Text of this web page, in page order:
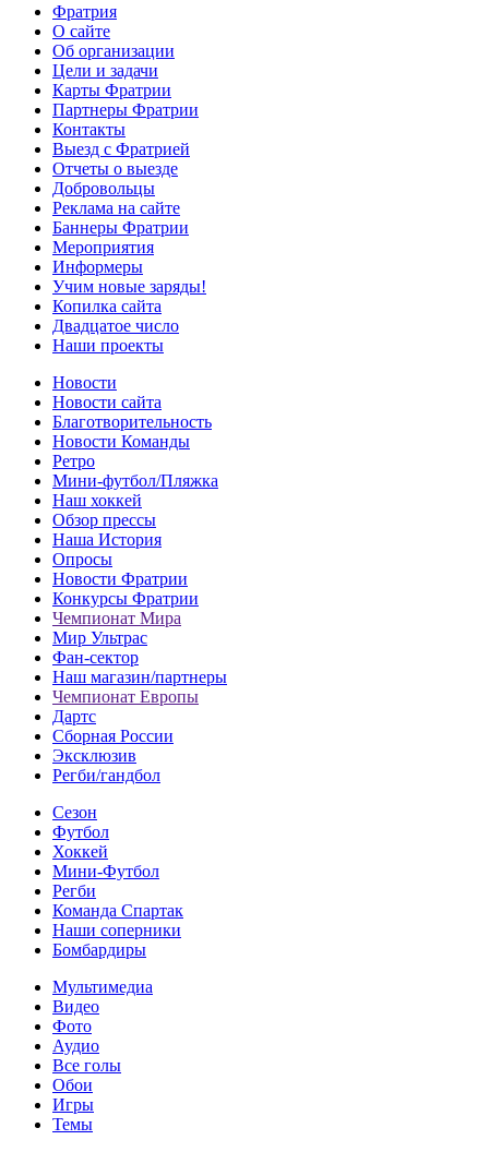
Фратрия
О сайте
Об организации
Цели и задачи
Карты Фратрии
Партнеры Фратрии
Контакты
Выезд с Фратрией
Отчеты о выезде
Добровольцы
Реклама на сайте
Баннеры Фратрии
Мероприятия
Информеры
Учим новые заряды!
Копилка сайта
Двадцатое число
Наши проекты
Новости
Новости сайта
Благотворительность
Новости Команды
Ретро
Мини-футбол/Пляжка
Наш хоккей
Обзор прессы
Наша История
Опросы
Новости Фратрии
Конкурсы Фратрии
Чемпионат Мира
Мир Ультрас
Фан-cектор
Наш магазин/партнеры
Чемпионат Европы
Дартс
Сборная России
Эксклюзив
Регби/гандбол
Сезон
Футбол
Хоккей
Мини-Футбол
Регби
Команда Спартак
Наши соперники
Бомбардиры
Мультимедиа
Видео
Фото
Аудио
Все голы
Обои
Игры
Темы